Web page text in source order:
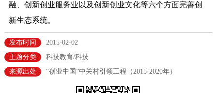
政策兑现
决策公开
政务服务
融、创新创业服务业以及创新创业文化等六个方面完善创
新生态系统。
发布时间
2015-02-02
主题分类
科技教育/科技
来源出处
“创业中国”中关村引领工程（2015-2020年）